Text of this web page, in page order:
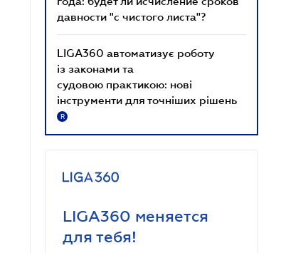
давности "с чистого листа"?
LIGA360 автоматизує роботу
із законами та
судовою практикою: нові
інструменти для точніших рішень
R
LIGA360 меняется
для тебя!